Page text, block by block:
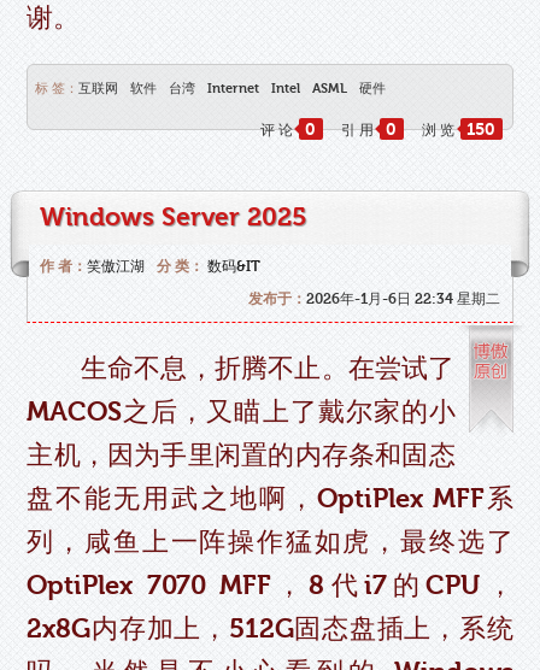
谢。
标 签：互联网 软件 台湾 Internet Intel ASML 硬件
评 论 0 引 用 0 浏 览 150
Windows Server 2025
作 者：笑傲江湖 分 类： 数码&IT
发布于： 2026年-1月-6日 22:34 星期二
生命不息，折腾不止。在尝试了
MACOS之后，又瞄上了戴尔家的小
主机，因为手里闲置的内存条和固态
盘不能无用武之地啊，OptiPlex MFF系
列，咸鱼上一阵操作猛如虎，最终选了
OptiPlex 7070 MFF，8代i7的CPU，
2x8G内存加上，512G固态盘插上，系统